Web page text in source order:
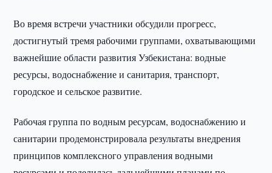
Во время встречи участники обсудили прогресс,
достигнутый тремя рабочими группами, охватывающими
важнейшие области развития Узбекистана: водные
ресурсы, водоснабжение и санитария, транспорт,
городское и сельское развитие.
Рабочая группа по водным ресурсам, водоснабжению и
санитарии продемонстрировала результаты внедрения
принципов комплексного управления водными